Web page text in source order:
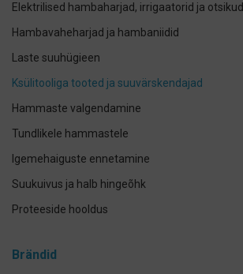
Elektrilised hambaharjad, irrigaatorid ja otsikud
Hambavaheharjad ja hambaniidid
Laste suuhügieen
Ksülitooliga tooted ja suuvärskendajad
Hammaste valgendamine
Tundlikele hammastele
Igemehaiguste ennetamine
Suukuivus ja halb hingeõhk
Proteeside hooldus
Implantaadi hooldus
Brändid